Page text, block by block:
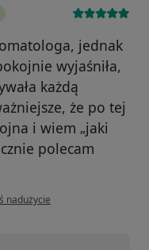
jednak
wyjaśniła,
każdą
że po tej
i wiem „jaki
polecam
użytkownika Alicja
nadużycie